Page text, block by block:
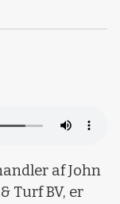
af John
Turf BV, er